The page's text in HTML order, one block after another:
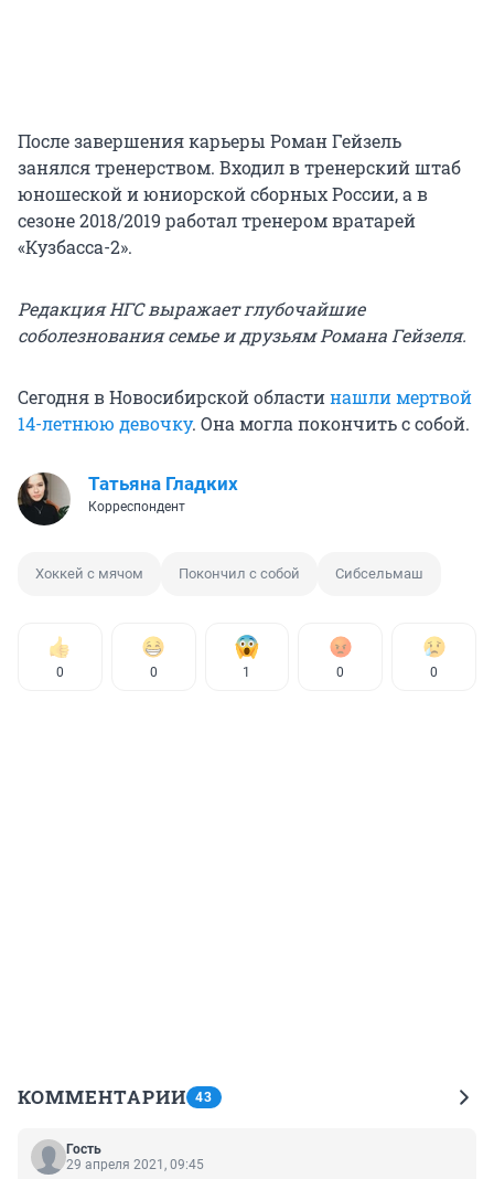
После завершения карьеры Роман Гейзель
занялся тренерством. Входил в тренерский штаб
юношеской и юниорской сборных России, а в
сезоне 2018/2019 работал тренером вратарей
«Кузбасса-2».
Редакция НГС выражает глубочайшие
соболезнования семье и друзьям Романа Гейзеля.
Сегодня в Новосибирской областинашли мертвой
14-летнюю девочку. Она могла покончить с собой.
Татьяна Гладких
Корреспондент
Хоккей с мячом Покончил с собой Сибсельмаш
0 0 1 0 0
КОММЕНТАРИИ 43
Гость
29 апреля 2021, 09:45